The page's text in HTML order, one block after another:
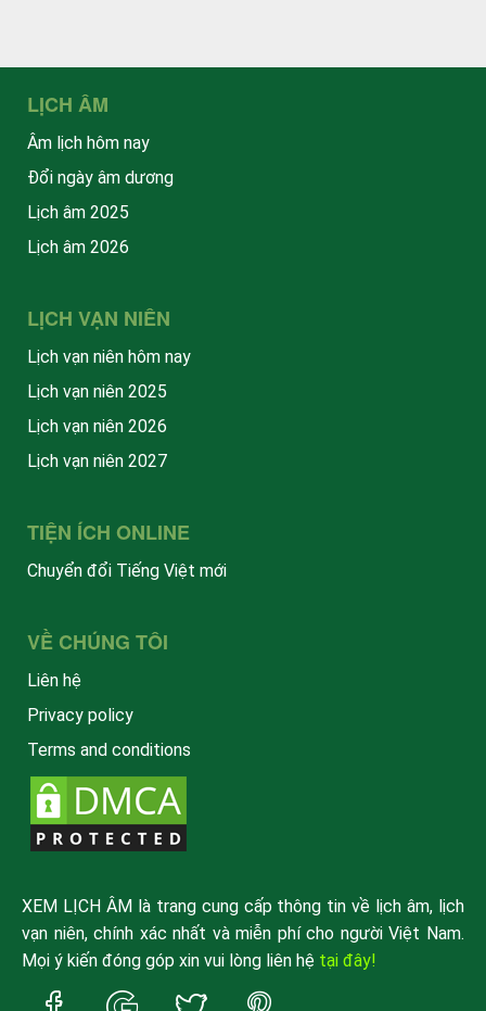
LỊCH ÂM
Âm lịch hôm nay
Đổi ngày âm dương
Lịch âm 2025
Lịch âm 2026
LỊCH VẠN NIÊN
Lịch vạn niên hôm nay
Lịch vạn niên 2025
Lịch vạn niên 2026
Lịch vạn niên 2027
TIỆN ÍCH ONLINE
Chuyển đổi Tiếng Việt mới
VỀ CHÚNG TÔI
Liên hệ
Privacy policy
Terms and conditions
XEM LỊCH ÂM là trang cung cấp thông tin về lịch âm, lịch
vạn niên, chính xác nhất và miễn phí cho người Việt Nam.
Mọi ý kiến đóng góp xin vui lòng liên hệ tại đây!
Trang
Trang Trang Trang